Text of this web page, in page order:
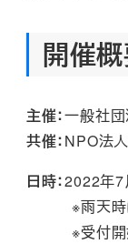
開催
主催：一般社団
共催：NPO法
日時：2022年7
※雨天時は7
※受付開始